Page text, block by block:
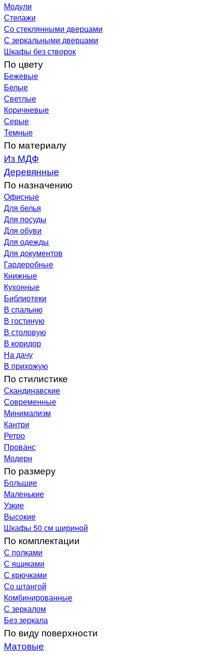
Модули
Стелажи
Со стеклянными дверцами
С зеркальными дверцами
Шкафы без створок
По цвету
Бежевые
Белые
Светлые
Коричневые
Серые
Темные
По материалу
Из МДФ
Деревянные
По назначению
Офисные
Для белья
Для посуды
Для обуви
Для одежды
Для документов
Гардеробные
Книжные
Кухонные
Библиотеки
В спальню
В гостиную
В столовую
В коридор
На дачу
В прихожую
По стилистике
Скандинавские
Современные
Минимализм
Кантри
Ретро
Прованс
Модерн
По размеру
Большие
Маленькие
Узкие
Высокие
Шкафы 50 см шириной
По комплектации
С полками
С ящиками
С крючками
Со штангой
Комбинированные
С зеркалом
Без зеркала
По виду поверхности
Матовые